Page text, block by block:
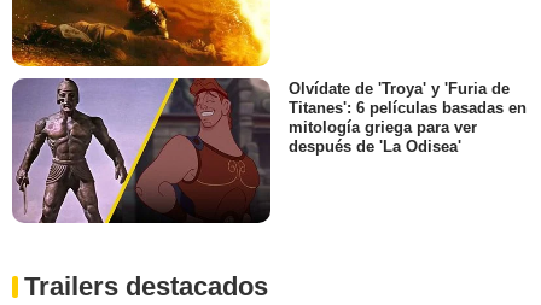
Olvídate de 'Troya' y 'Furia de
Titanes': 6 películas basadas en
mitología griega para ver
después de 'La Odisea'
Trailers destacados